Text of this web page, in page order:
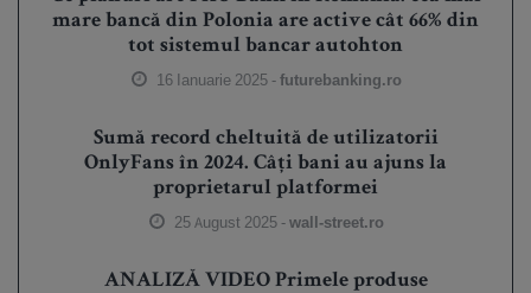
mare bancă din Polonia are active cât 66% din
tot sistemul bancar autohton
16 Ianuarie 2025 -futurebanking.ro
Sumă record cheltuită de utilizatorii
OnlyFans în 2024. Câți bani au ajuns la
proprietarul platformei
25 August 2025 -wall-street.ro
ANALIZĂ VIDEO Primele produse